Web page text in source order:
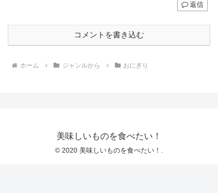
返信
コメントを書き込む
ホーム ジャンルから おにぎり
美味しいものを食べたい！
© 2020 美味しいものを食べたい！.